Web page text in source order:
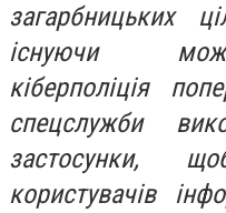
загарбницьких
існуючи
кіберполіція
спецслужби
застосунки,
користувачів